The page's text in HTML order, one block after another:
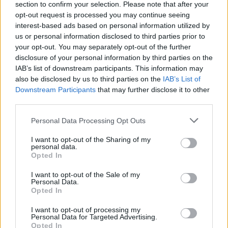
section to confirm your selection. Please note that after your
opt-out request is processed you may continue seeing
interest-based ads based on personal information utilized by
us or personal information disclosed to third parties prior to
your opt-out. You may separately opt-out of the further
disclosure of your personal information by third parties on the
IAB’s list of downstream participants. This information may
also be disclosed by us to third parties on the IAB’s List of
Downstream Participants that may further disclose it to other
Please note that this website/app uses one or more Google
not limited to your visit or usage behaviour. You may click to
grant or deny consent to Google and its third-party tags to
use your data for below specified purposes in below Google
consent section.
Personal Data Processing Opt Outs
I want to opt-out of the Sharing of my
personal data.
Opted In
I want to opt-out of the Sale of my
Personal Data.
Opted In
I want to opt-out of processing my
Personal Data for Targeted Advertising.
Opted In
lehetőségeinket, ajánlatunkat a nemzetközileg is
meghirdetve. Ez viszont nem zárja ki azt, hogy a
jövőben közvetlenül is meghívjunk fiatal rendezőket.
Milyen szính ázi tendenciák voltak kiolvasható
ezekből a pályázatokbó l?
A kiírásra tizenhét országból érkezett pályázat,
köztük számos izgalmas projekt. Maguk az
ajánlatok rendkívül sokszínűek voltak mind
színháztól a cirkusszínházig, a filmadaptációtól a
közösen létrehozott előadásszövegig, a szeméyes
történetektől a klasszikus művek helyi kontextusba
helyezéséig széles palettán mozogtak ezek a tervek.
Különbözőségük ellenére közös bennük a kortárs
gondolkodás, az érvényes kérdések keresése és
feltevése, egyfajta kompromisszummentességre
Nemzetközi volt a projekt, v gül hazai, romániai